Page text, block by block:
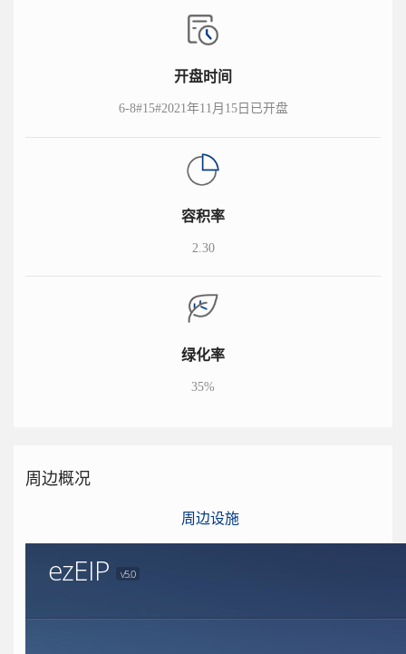
开盘时间
6-8#15#2021年11月15日已开盘
容积率
2.30
绿化率
35%
周边概况
周边设施